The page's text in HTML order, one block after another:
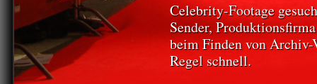
Celebrity-Footage
Sender,
beim Finden von
Regel schnell.